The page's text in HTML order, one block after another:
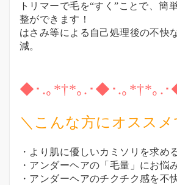
トリマーで毛を“すく”ことで、簡
整ができます！
はさみ等による自己処理後の不快
減。
◆･.｡*†*｡.･◆･.｡*†*｡.･
＼こんな方にオススメ
・より肌に優しいカミソリを求め
・アンダーヘアの「毛量」にお悩
・アンダーヘアのチクチク感を不